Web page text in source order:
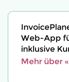
Web-App
inklusive
Mehr über